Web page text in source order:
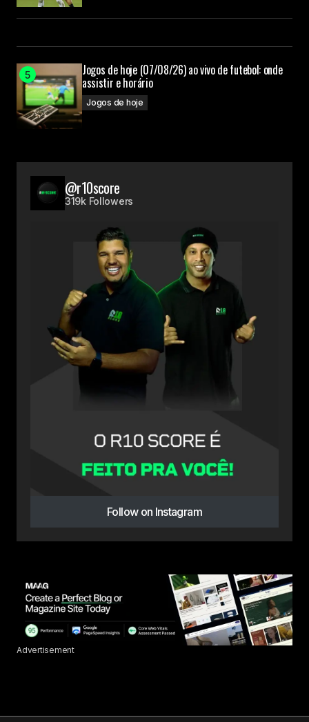
Jogos de hoje (07/08/26) ao vivo de futebol: onde
assistir e horário
Jogos de hoje
@r10score
319k Followers
Follow on Instagram
Advertisement